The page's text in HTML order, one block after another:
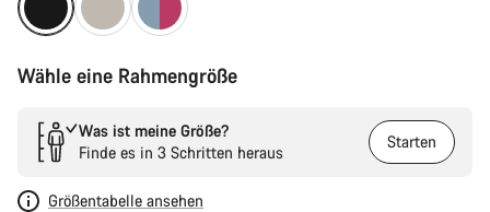
Wähle eine Rahmengröße
Was ist meine Größe?
Finde es in 3 Schritten heraus
Starten
Größentabelle ansehen